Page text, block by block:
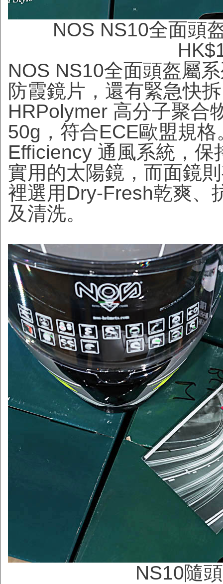
NOS NS10全面頭
NOS NS10全面頭盔屬
防霞鏡片，還有緊急快
HRPolymer 高分子聚合
50g，符合ECE歐盟規
Efficiency 通風系統，
實用的太陽鏡，而面鏡
裡選用Dry-Fresh乾爽、
及清洗。
NS10隨